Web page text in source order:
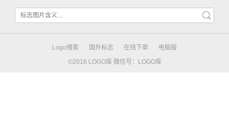
Logo搜索 国外标志 在线下单
电脑版
©2016 LOGO库 微信号：LOGO库